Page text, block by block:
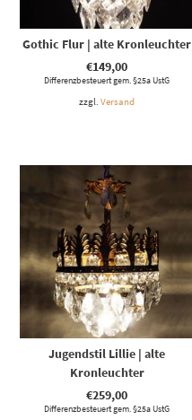
Gothic Flur | alte Kronleuchter
€149,00
Differenzbesteuert gem. §25a UstG
zzgl.Versand
Jugendstil Lillie | alte
Kronleuchter
€259,00
Differenzbesteuert gem. §25a UstG